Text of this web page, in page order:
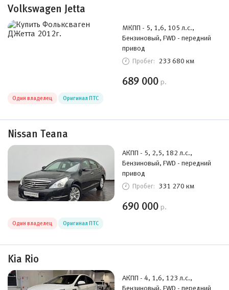
Volkswagen Jetta
МКПП - 5, 1,6, 105 л.с.,
Бензиновый, FWD - передний
привод
Пробег: 233 680 км
689 000 р.
Один владелец Оригинал ПТС
Nissan Teana
АКПП - 5, 2,5, 182 л.с.,
Бензиновый, FWD - передний
привод
Пробег: 331 270 км
690 000 р.
Один владелец Оригинал ПТС
Kia Rio
АКПП - 4, 1,6, 123 л.с.,
Бензиновый, FWD - передний